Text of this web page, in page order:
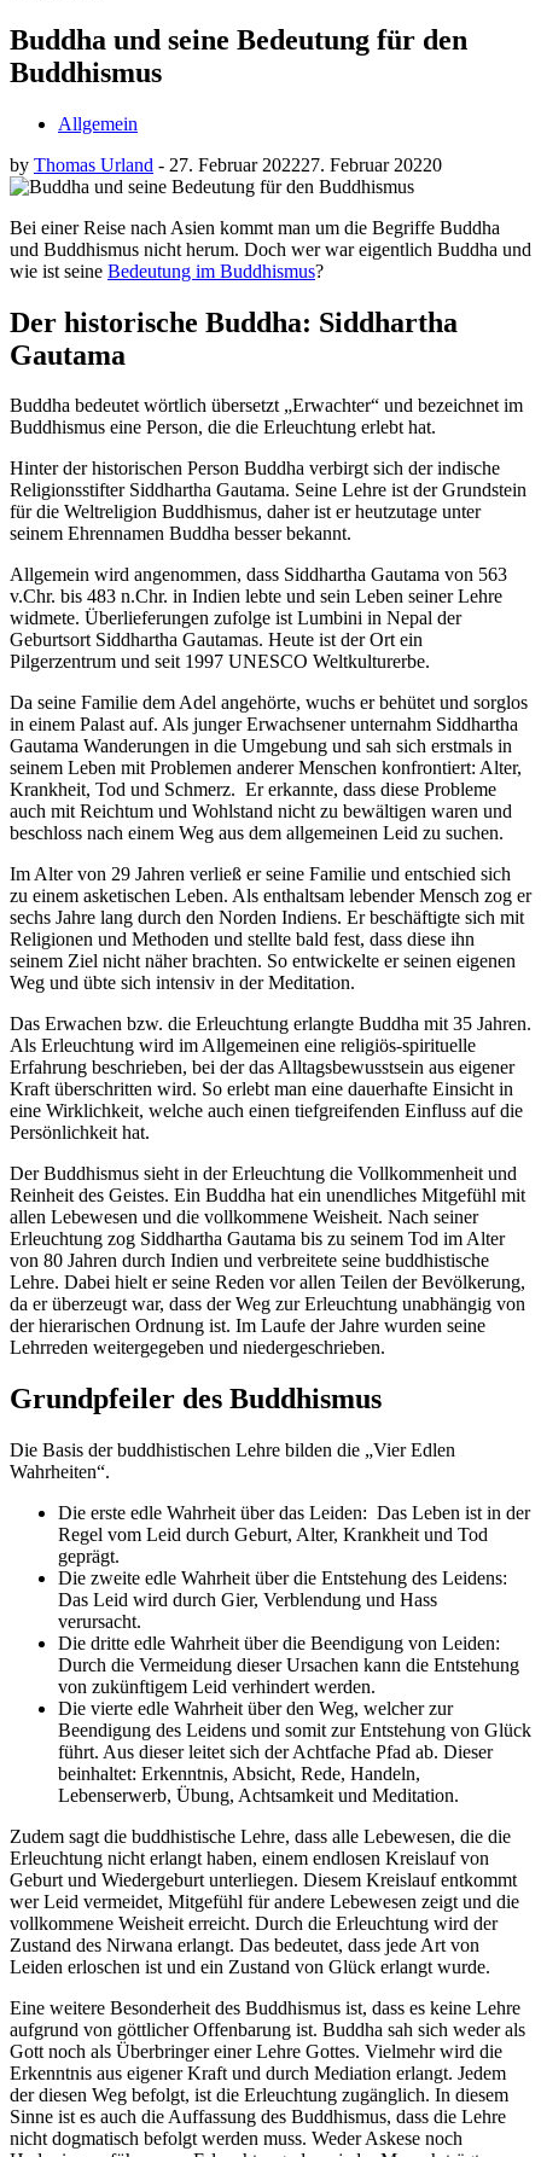
Buddha und seine Bedeutung für den
Buddhismus
Allgemein
by Thomas Urland - 27. Februar 202227. Februar 20220
Bei einer Reise nach Asien kommt man um die Begriffe Buddha
und Buddhismus nicht herum. Doch wer war eigentlich Buddha und
wie ist seine Bedeutung im Buddhismus?
Der historische Buddha: Siddhartha
Gautama
Buddha bedeutet wörtlich übersetzt „Erwachter“ und bezeichnet im
Buddhismus eine Person, die die Erleuchtung erlebt hat.
Hinter der historischen Person Buddha verbirgt sich der indische
Religionsstifter Siddhartha Gautama. Seine Lehre ist der Grundstein
für die Weltreligion Buddhismus, daher ist er heutzutage unter
seinem Ehrennamen Buddha besser bekannt.
Allgemein wird angenommen, dass Siddhartha Gautama von 563
v.Chr. bis 483 n.Chr. in Indien lebte und sein Leben seiner Lehre
widmete. Überlieferungen zufolge ist Lumbini in Nepal der
Geburtsort Siddhartha Gautamas. Heute ist der Ort ein
Pilgerzentrum und seit 1997 UNESCO Weltkulturerbe.
Da seine Familie dem Adel angehörte, wuchs er behütet und sorglos
in einem Palast auf. Als junger Erwachsener unternahm Siddhartha
Gautama Wanderungen in die Umgebung und sah sich erstmals in
seinem Leben mit Problemen anderer Menschen konfrontiert: Alter,
Krankheit, Tod und Schmerz. Er erkannte, dass diese Probleme
auch mit Reichtum und Wohlstand nicht zu bewältigen waren und
beschloss nach einem Weg aus dem allgemeinen Leid zu suchen.
Im Alter von 29 Jahren verließ er seine Familie und entschied sich
zu einem asketischen Leben. Als enthaltsam lebender Mensch zog er
sechs Jahre lang durch den Norden Indiens. Er beschäftigte sich mit
Religionen und Methoden und stellte bald fest, dass diese ihn
seinem Ziel nicht näher brachten. So entwickelte er seinen eigenen
Weg und übte sich intensiv in der Meditation.
Das Erwachen bzw. die Erleuchtung erlangte Buddha mit 35 Jahren.
Als Erleuchtung wird im Allgemeinen eine religiös-spirituelle
Erfahrung beschrieben, bei der das Alltagsbewusstsein aus eigener
Kraft überschritten wird. So erlebt man eine dauerhafte Einsicht in
eine Wirklichkeit, welche auch einen tiefgreifenden Einfluss auf die
Persönlichkeit hat.
Der Buddhismus sieht in der Erleuchtung die Vollkommenheit und
Reinheit des Geistes. Ein Buddha hat ein unendliches Mitgefühl mit
allen Lebewesen und die vollkommene Weisheit. Nach seiner
Erleuchtung zog Siddhartha Gautama bis zu seinem Tod im Alter
von 80 Jahren durch Indien und verbreitete seine buddhistische
Lehre. Dabei hielt er seine Reden vor allen Teilen der Bevölkerung,
da er überzeugt war, dass der Weg zur Erleuchtung unabhängig von
der hierarischen Ordnung ist. Im Laufe der Jahre wurden seine
Lehrreden weitergegeben und niedergeschrieben.
Grundpfeiler des Buddhismus
Die Basis der buddhistischen Lehre bilden die „Vier Edlen
Wahrheiten“.
Die erste edle Wahrheit über das Leiden: Das Leben ist in der
Regel vom Leid durch Geburt, Alter, Krankheit und Tod
geprägt.
Die zweite edle Wahrheit über die Entstehung des Leidens:
Das Leid wird durch Gier, Verblendung und Hass
verursacht.
Die dritte edle Wahrheit über die Beendigung von Leiden:
Durch die Vermeidung dieser Ursachen kann die Entstehung
von zukünftigem Leid verhindert werden.
Die vierte edle Wahrheit über den Weg, welcher zur
Beendigung des Leidens und somit zur Entstehung von Glück
führt. Aus dieser leitet sich der Achtfache Pfad ab. Dieser
beinhaltet: Erkenntnis, Absicht, Rede, Handeln,
Lebenserwerb, Übung, Achtsamkeit und Meditation.
Zudem sagt die buddhistische Lehre, dass alle Lebewesen, die die
Erleuchtung nicht erlangt haben, einem endlosen Kreislauf von
Geburt und Wiedergeburt unterliegen. Diesem Kreislauf entkommt
wer Leid vermeidet, Mitgefühl für andere Lebewesen zeigt und die
vollkommene Weisheit erreicht. Durch die Erleuchtung wird der
Zustand des Nirwana erlangt. Das bedeutet, dass jede Art von
Leiden erloschen ist und ein Zustand von Glück erlangt wurde.
Eine weitere Besonderheit des Buddhismus ist, dass es keine Lehre
aufgrund von göttlicher Offenbarung ist. Buddha sah sich weder als
Gott noch als Überbringer einer Lehre Gottes. Vielmehr wird die
Erkenntnis aus eigener Kraft und durch Mediation erlangt. Jedem
der diesen Weg befolgt, ist die Erleuchtung zugänglich. In diesem
Sinne ist es auch die Auffassung des Buddhismus, dass die Lehre
nicht dogmatisch befolgt werden muss. Weder Askese noch